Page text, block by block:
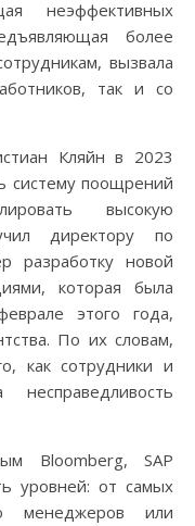
неэффективных
более
вызвала
так и со
Кляйн в 2023
систему поощрений
высокую
директору по
разработку новой
которая была
этого года,
По их словам,
как сотрудники и
Bloomberg, SAP
уровней: от самых
менеджеров или